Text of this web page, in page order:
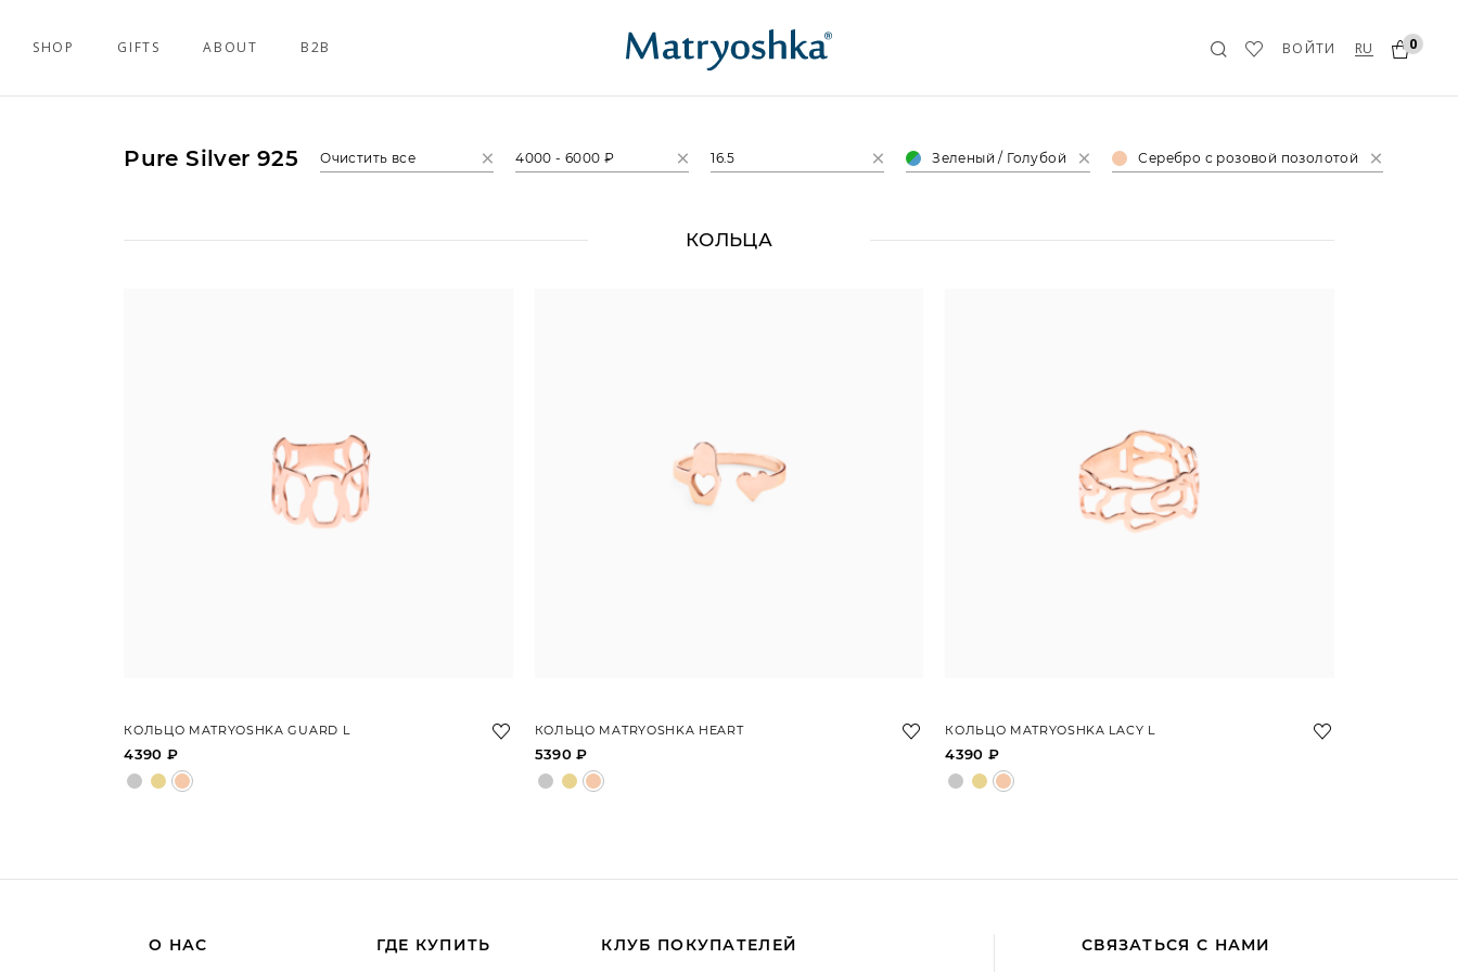
SHOP GIFTS ABOUT B2B ВОЙТИ RU 0
Pure Silver 925 Очистить все 4000 - 6000 ₽ 16.5 Зеленый / Голубой Серебро с розовой позолотой
КОЛЬЦА
КОЛЬЦО MATRYOSHKA GUARD L
4390 ₽
КОЛЬЦО MATRYOSHKA HEART
5390 ₽
КОЛЬЦО MATRYOSHKA LACY L
4390 ₽
О НАС ГДЕ КУПИТЬ КЛУБ ПОКУПАТЕЛЕЙ СВЯЗАТЬСЯ С НАМИ